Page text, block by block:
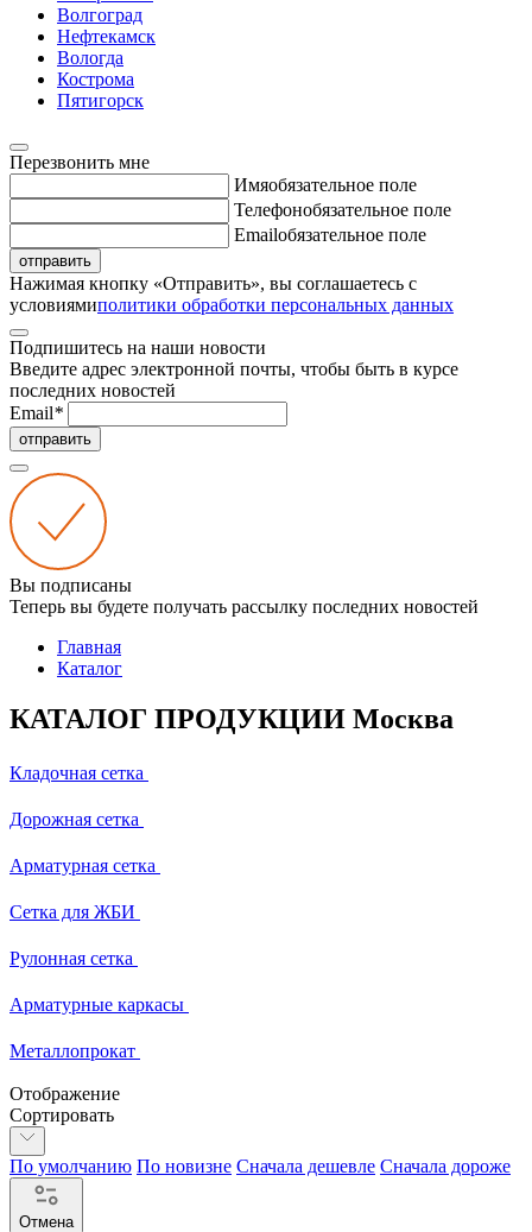
Волгоград
Нефтекамск
Вологда
Кострома
Пятигорск
Перезвонить мне
Имяобязательное поле
Телефонобязательное поле
Emailобязательное поле
отправить
Нажимая кнопку «Отправить», вы соглашаетесь с
условиямиполитики обработки персональных данных
Подпишитесь на наши новости
Введите адрес электронной почты, чтобы быть в курсе
последних новостей
Email*
отправить
Вы подписаны
Теперь вы будете получать рассылку последних новостей
Главная
Каталог
КАТАЛОГ ПРОДУКЦИИ Москва
Кладочная сетка
Дорожная сетка
Арматурная сетка
Сетка для ЖБИ
Рулонная сетка
Арматурные каркасы
Металлопрокат
Отображение
Сортировать
По умолчанию По новизне Сначала дешевле Сначала дороже
Отмена